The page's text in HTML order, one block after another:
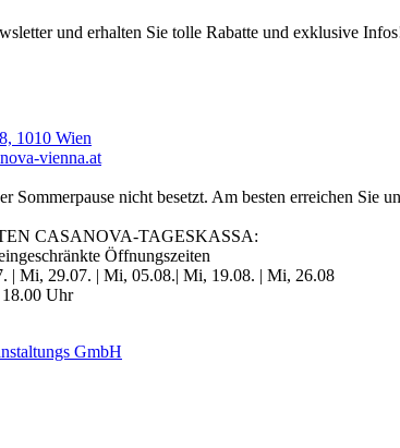
und erhalten Sie tolle Rabatte und exklusive
1010 Wien
vienna.at
Sommerpause nicht besetzt. Am besten erreichen Sie
CASANOVA-TAGESKASSA:
Öffnungszeiten
| Mi, 29.07. | Mi, 05.08.| Mi, 19.08. | Mi, 26.08
Uhr
GmbH